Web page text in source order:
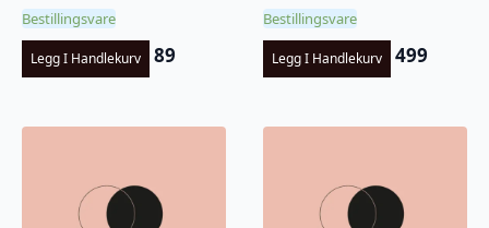
Bestillingsvare
Legg I Handlekurv 89
Bestillingsvare
Legg I Handlekurv 499